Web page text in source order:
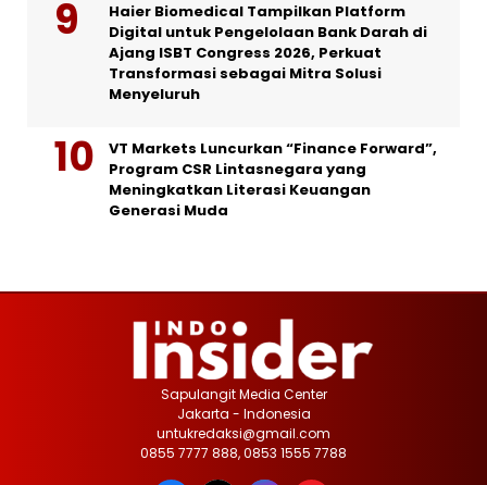
Haier Biomedical Tampilkan Platform
Digital untuk Pengelolaan Bank Darah di
Ajang ISBT Congress 2026, Perkuat
Transformasi sebagai Mitra Solusi
Menyeluruh
VT Markets Luncurkan “Finance Forward”,
Program CSR Lintasnegara yang
Meningkatkan Literasi Keuangan
Generasi Muda
Sapulangit Media Center
Jakarta - Indonesia
untukredaksi@gmail.com
0855 7777 888, 0853 1555 7788